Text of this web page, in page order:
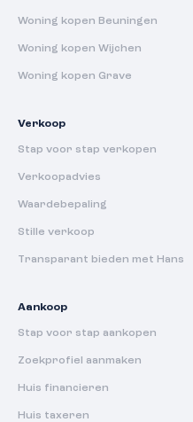
Woning kopen Beuningen
Woning kopen Wijchen
Woning kopen Grave
Verkoop
Stap voor stap verkopen
Verkoopadvies
Waardebepaling
Stille verkoop
Transparant bieden met Hans
Aankoop
Stap voor stap aankopen
Zoekprofiel aanmaken
Huis financieren
Huis taxeren